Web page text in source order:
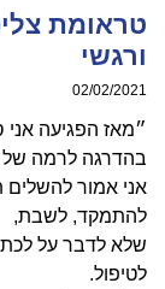
צליפת
02/02/
הפגיעה אני סובל
לרמה של
אמור להשלים תואר
לשבת,
לדבר על לכתוב